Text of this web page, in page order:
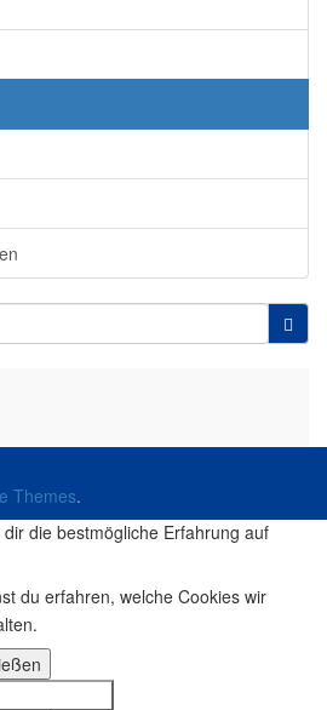
Themes.
die bestmögliche Erfahrung auf
du erfahren, welche Cookies wir